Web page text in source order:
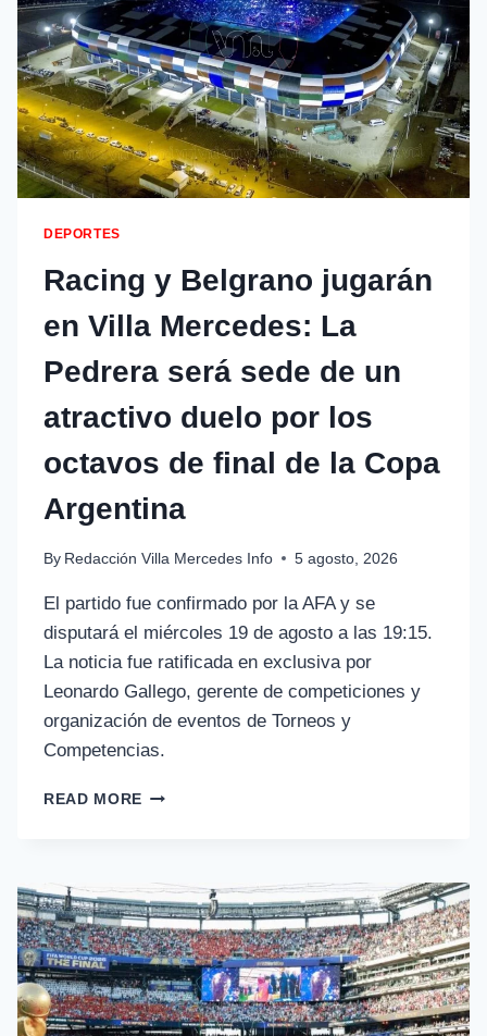
DEPORTES
Racing y Belgrano jugarán
en Villa Mercedes: La
Pedrera será sede de un
atractivo duelo por los
octavos de final de la Copa
Argentina
By Redacción Villa Mercedes Info 5 agosto, 2026
El partido fue confirmado por la AFA y se
disputará el miércoles 19 de agosto a las 19:15.
La noticia fue ratificada en exclusiva por
Leonardo Gallego, gerente de competiciones y
organización de eventos de Torneos y
Competencias.
READ MORE